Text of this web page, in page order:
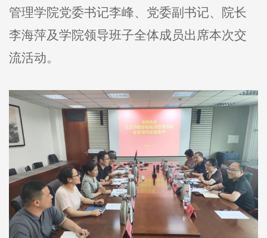
管理学院党委书记李峰、党委副书记、院长
李海萍及学院领导班子全体成员出席本次交
流活动。